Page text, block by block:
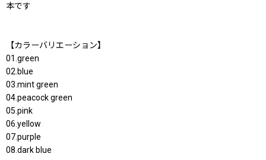
本です
【カラーバリエーション】
01.green
02.blue
03.mint green
04.peacock green
05.pink
06.yellow
07.purple
08.dark blue